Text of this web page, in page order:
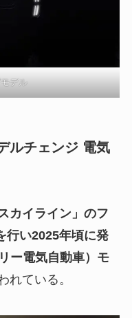
デル
ルチェンジ 電気
カイライン」のフ
行い2025年頃に発
ー電気自動車）モ
れている。